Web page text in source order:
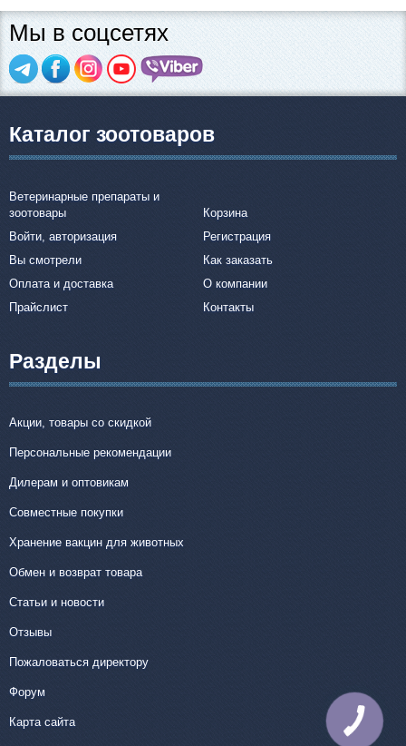
Мы в соцсетях
Каталог зоотоваров
Ветеринарные препараты и
зоотовары
Корзина
Войти, авторизация
Регистрация
Вы смотрели
Как заказать
Оплата и доставка
О компании
Прайслист
Контакты
Разделы
Акции, товары со скидкой
Персональные рекомендации
Дилерам и оптовикам
Совместные покупки
Хранение вакцин для животных
Обмен и возврат товара
Статьи и новости
Отзывы
Пожаловаться директору
Форум
Карта сайта
КНОПКА
СВЯЗИ